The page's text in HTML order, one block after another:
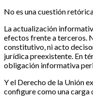
No es una cuestión
La actualización
efectos frente a terceros.
constitutivo, ni acto
jurídica preexistente. En
obligación informativa
Y el Derecho de la Unión
configure como una carga